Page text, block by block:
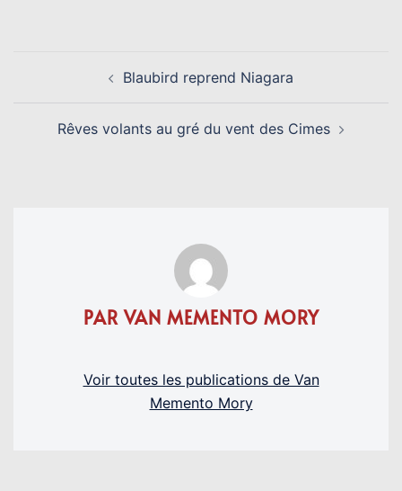
D’ARTICLE Blaubird reprend Niagara
Rêves volants au gré du vent des Cimes
PAR VAN MEMENTO MORY
Voir toutes les publications de Van
Memento Mory